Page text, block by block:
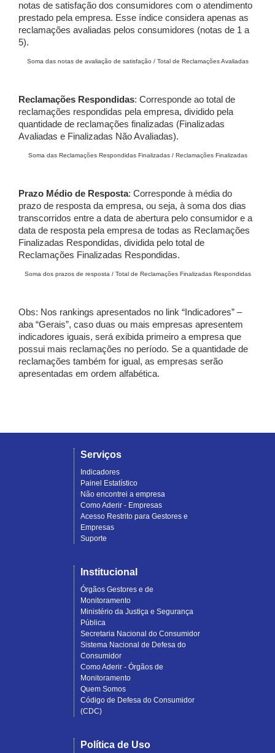
notas de satisfação dos consumidores com o atendimento
prestado pela empresa. Esse índice considera apenas as
reclamações avaliadas pelos consumidores (notas de 1 a
5).
Soma das notas de avaliação de satisfação / Total de Reclamações Avaliadas
Reclamações Respondidas: Corresponde ao total de
reclamações respondidas pela empresa, dividido pela
quantidade de reclamações finalizadas (Finalizadas
Avaliadas e Finalizadas Não Avaliadas).
Soma das Reclamações Respondidas Finalizadas / Reclamações Finalizadas
Prazo Médio de Resposta: Corresponde à média do
prazo de resposta da empresa, ou seja, à soma dos dias
transcorridos entre a data de abertura pelo consumidor e a
data de resposta pela empresa de todas as Reclamações
Finalizadas Respondidas, dividida pelo total de
Reclamações Finalizadas Respondidas.
Soma dos prazos de resposta / Total de Reclamações Finalizadas Respondidas
Obs: Nos rankings apresentados no link “Indicadores” –
aba “Gerais”, caso duas ou mais empresas apresentem
indicadores iguais, será exibida primeiro a empresa que
possui mais reclamações no período. Se a quantidade de
reclamações também for igual, as empresas serão
apresentadas em ordem alfabética.
Serviços
Indicadores
Painel Estatístico
Não encontrei a empresa
Como Aderir - Empresas
Acesso Restrito para Gestores e
Empresas
Suporte
Institucional
Órgãos Gestores e de
Monitoramento
Ministério da Justiça e Segurança
Pública
Secretaria Nacional do Consumidor
Sistema Nacional de Defesa do
Consumidor
Como Aderir - Órgãos de
Monitoramento
Quem Somos
Código de Defesa do Consumidor
(CDC)
Política de Uso